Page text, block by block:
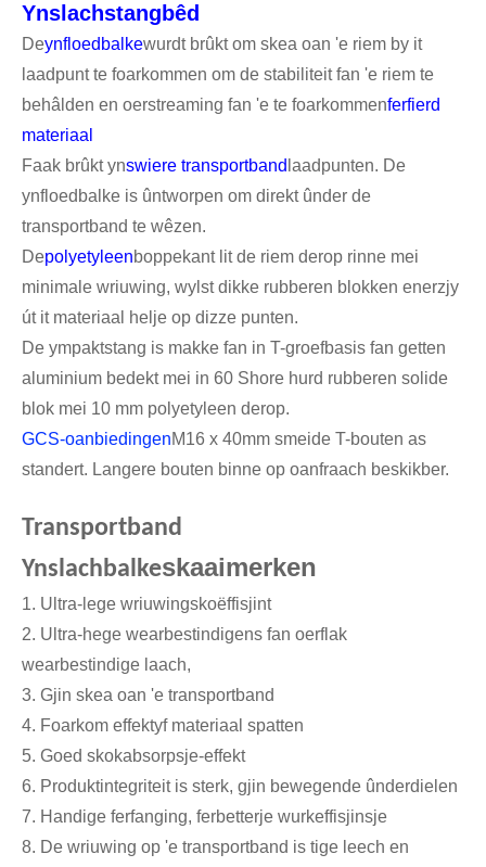
Ynslachstangbêd
Deynfloedbalkewurdt brûkt om skea oan 'e riem by it
laadpunt te foarkommen om de stabiliteit fan 'e riem te
behâlden en oerstreaming fan 'e te foarkommenferfierd
materiaal
Faak brûkt ynswiere transportband laadpunten. De
ynfloedbalke is ûntworpen om direkt ûnder de
transportband te wêzen.
Depolyetyleenboppekant lit de riem derop rinne mei
minimale wriuwing, wylst dikke rubberen blokken enerzjy
út it materiaal helje op dizze punten.
De ympaktstang is makke fan in T-groefbasis fan getten
aluminium bedekt mei in 60 Shore hurd rubberen solide
blok mei 10 mm polyetyleen derop.
GCS-oanbiedingenM16 x 40mm smeide T-bouten as
standert. Langere bouten binne op oanfraach beskikber.
Transportband
Ynslachbalkeskaaimerken
1. Ultra-lege wriuwingskoëffisjint
2. Ultra-hege wearbestindigens fan oerflak
wearbestindige laach,
3. Gjin skea oan 'e transportband
4. Foarkom effektyf materiaal spatten
5. Goed skokabsorpsje-effekt
6. Produktintegriteit is sterk, gjin bewegende ûnderdielen
7. Handige ferfanging, ferbetterje wurkeffisjinsje
8. De wriuwing op 'e transportband is tige leech en